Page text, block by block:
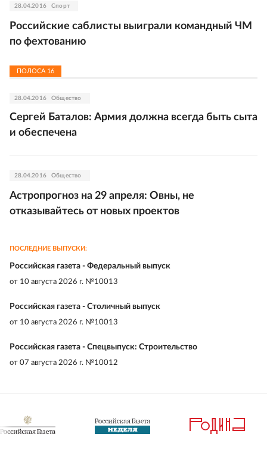
28.04.2016 Спорт
Российские саблисты выиграли командный ЧМ
по фехтованию
ПОЛОСА 16
28.04.2016 Общество
Сергей Баталов: Армия должна всегда быть сыта
и обеспечена
28.04.2016 Общество
Астропрогноз на 29 апреля: Овны, не
отказывайтесь от новых проектов
ПОСЛЕДНИЕ ВЫПУСКИ:
Российская газета - Федеральный выпуск
от 10 августа 2026 г. №10013
Российская газета - Столичный выпуск
от 10 августа 2026 г. №10013
Российская газета - Спецвыпуск: Строительство
от 07 августа 2026 г. №10012